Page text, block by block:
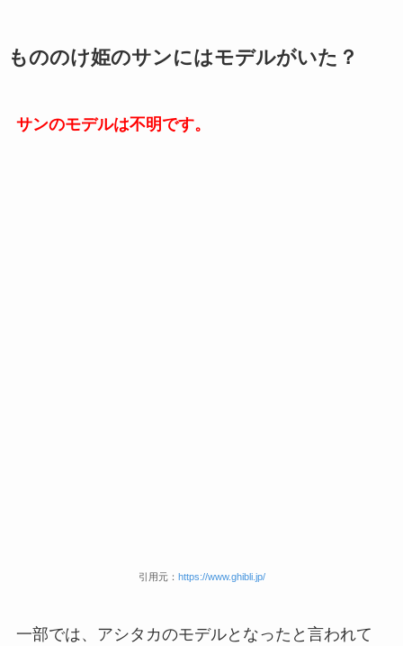
もののけ姫のサンにはモデルがいた？
サンのモデルは不明です。
引用元： https://www.ghibli.jp/
一部では、アシタカのモデルとなったと言われて